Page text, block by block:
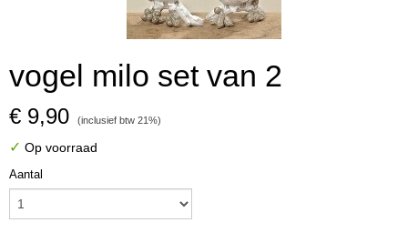
vogel milo set van 2
€ 9,90 (inclusief btw 21%)
✓ Op voorraad
Aantal